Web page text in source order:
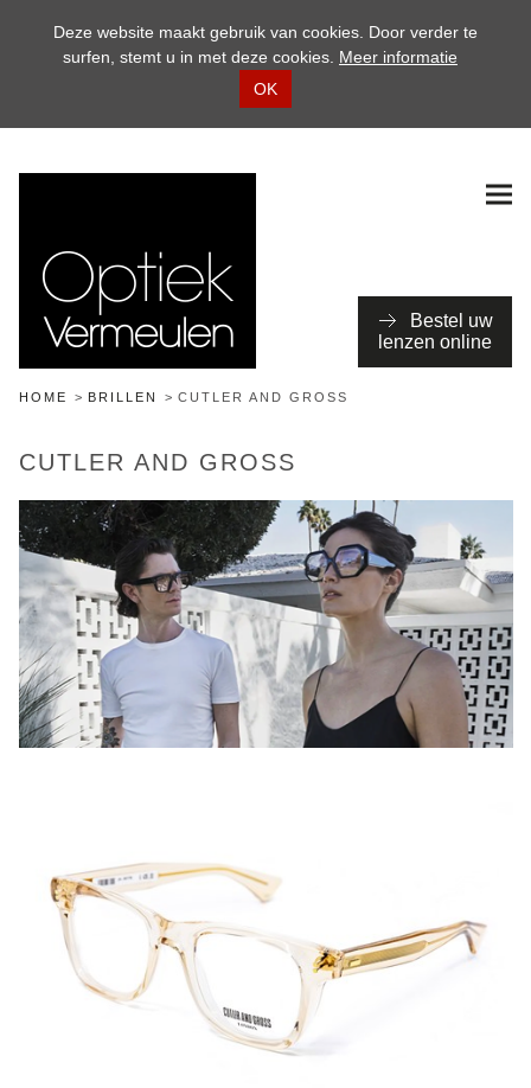
Deze website maakt gebruik van cookies. Door verder te
surfen, stemt u in met deze cookies. Meer informatie
OK
Bestel uw
lenzen online
HOME BRILLEN CUTLER AND GROSS
CUTLER AND GROSS